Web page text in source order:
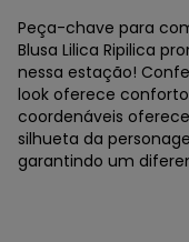
Peça-chave para
Blusa Lilica Ripilica
nessa estação!
look oferece
coordenáveis
silhueta da
garantindo um
Lilica Ripilica -